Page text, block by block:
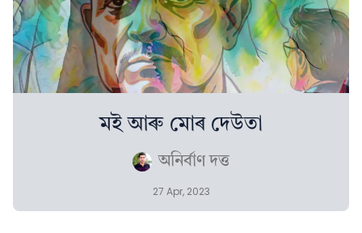
মই আৰু মোৰ দেউতা
অনিৰ্বাণ দত্ত
27 Apr, 2023